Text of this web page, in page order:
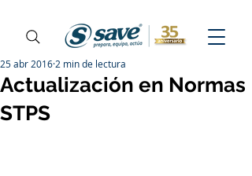
Actualización en Normas
STPS
25 abr 2016 2 min de lectura